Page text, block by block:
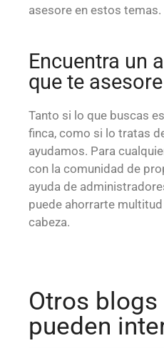
asesore en estos temas.
Encuentra un
que te asesore
Tanto si lo que buscas
finca, como si lo tratas
ayudamos. Para
con la comunidad de
ayuda de
puede ahorrarte
cabeza.
Otros blogs
pueden